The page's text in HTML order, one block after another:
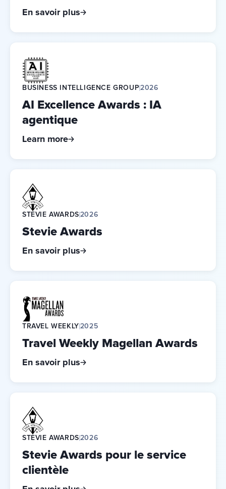
En savoir plus
BUSINESS INTELLIGENCE GROUP 2026
AI Excellence Awards : IA
agentique
Learn more
STEVIE AWARDS 2026
Stevie Awards
En savoir plus
TRAVEL WEEKLY 2025
Travel Weekly Magellan Awards
En savoir plus
STEVIE AWARDS 2026
Stevie Awards pour le service
clientèle